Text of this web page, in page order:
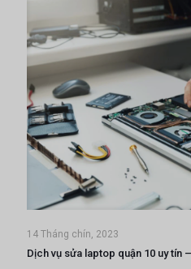
14 Tháng chín, 2023
Dịch vụ sửa laptop quận 10 uy tín